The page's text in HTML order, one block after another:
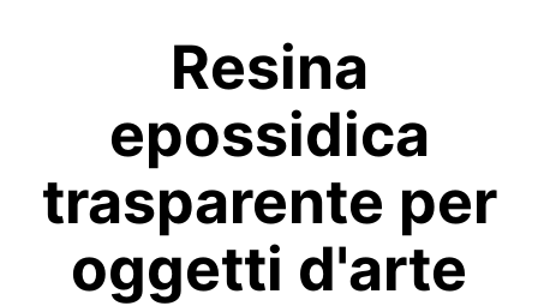
Resina
epossidica
trasparente per
oggetti d'arte